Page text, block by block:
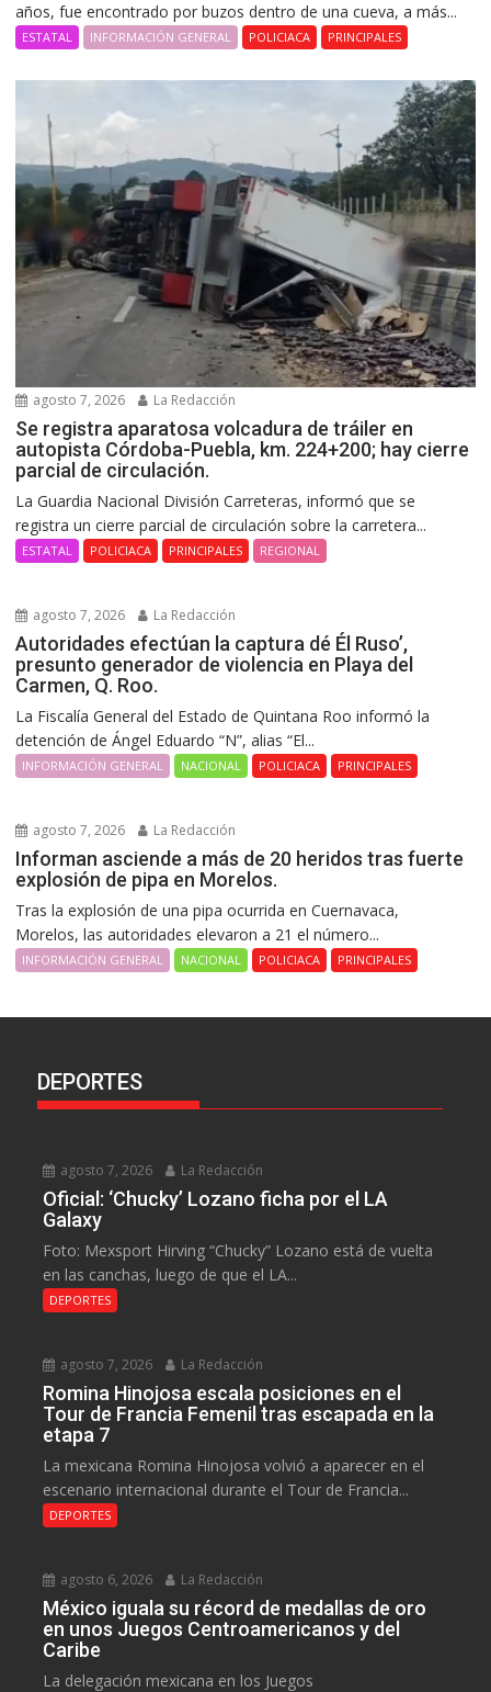
años, fue encontrado por buzos dentro de una cueva, a más...
ESTATAL INFORMACIÓN GENERAL POLICIACA PRINCIPALES
agosto 7, 2026 La Redacción
Se registra aparatosa volcadura de tráiler en
autopista Córdoba-Puebla, km. 224+200; hay cierre
parcial de circulación.
La Guardia Nacional División Carreteras, informó que se
registra un cierre parcial de circulación sobre la carretera...
ESTATAL POLICIACA PRINCIPALES REGIONAL
agosto 7, 2026 La Redacción
Autoridades efectúan la captura dé Él Ruso’,
presunto generador de violencia en Playa del
Carmen, Q. Roo.
La Fiscalía General del Estado de Quintana Roo informó la
detención de Ángel Eduardo “N”, alias “El...
INFORMACIÓN GENERAL NACIONAL POLICIACA PRINCIPALES
agosto 7, 2026 La Redacción
Informan asciende a más de 20 heridos tras fuerte
explosión de pipa en Morelos.
Tras la explosión de una pipa ocurrida en Cuernavaca,
Morelos, las autoridades elevaron a 21 el número...
INFORMACIÓN GENERAL NACIONAL POLICIACA PRINCIPALES
DEPORTES
agosto 7, 2026 La Redacción
Oficial: ‘Chucky’ Lozano ficha por el LA
Galaxy
Foto: Mexsport Hirving “Chucky” Lozano está de vuelta
en las canchas, luego de que el LA...
DEPORTES
agosto 7, 2026 La Redacción
Romina Hinojosa escala posiciones en el
Tour de Francia Femenil tras escapada en la
etapa 7
La mexicana Romina Hinojosa volvió a aparecer en el
escenario internacional durante el Tour de Francia...
DEPORTES
agosto 6, 2026 La Redacción
México iguala su récord de medallas de oro
en unos Juegos Centroamericanos y del
Caribe
La delegación mexicana en los Juegos